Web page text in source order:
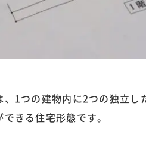
1つの建物内に2つの独立
きる住宅形態です。